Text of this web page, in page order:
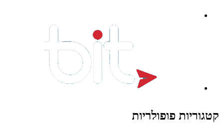
קטגוריות פופולריות